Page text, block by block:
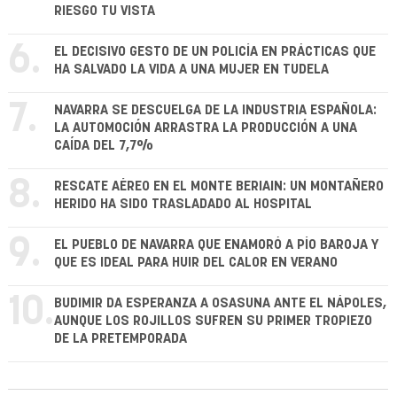
RIESGO TU VISTA
6.
EL DECISIVO GESTO DE UN POLICÍA EN PRÁCTICAS QUE
HA SALVADO LA VIDA A UNA MUJER EN TUDELA
7.
NAVARRA SE DESCUELGA DE LA INDUSTRIA ESPAÑOLA:
LA AUTOMOCIÓN ARRASTRA LA PRODUCCIÓN A UNA
CAÍDA DEL 7,7%
8.
RESCATE AÉREO EN EL MONTE BERIAIN: UN MONTAÑERO
HERIDO HA SIDO TRASLADADO AL HOSPITAL
9.
EL PUEBLO DE NAVARRA QUE ENAMORÓ A PÍO BAROJA Y
QUE ES IDEAL PARA HUIR DEL CALOR EN VERANO
10. BUDIMIR DA ESPERANZA A OSASUNA ANTE EL NÁPOLES,
AUNQUE LOS ROJILLOS SUFREN SU PRIMER TROPIEZO
DE LA PRETEMPORADA